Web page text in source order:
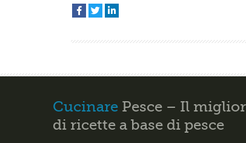
Cucinare Pesce – Il
di ricette a base di pesce